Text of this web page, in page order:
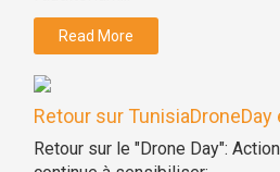
Read More
Retour sur
Retour sur le "Drone Day":